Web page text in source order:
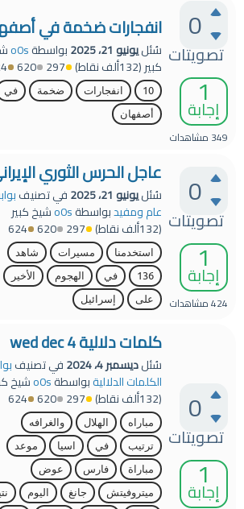
0
تصويتات
1
إجابة
349 مشاهدات
انفجارات ضخمة في
سُئليونيو 21، 2025 بواسطةo0s
كبير(132ألف نقاط) 297
620
10 انفجارات ضخمة
في
أصفهان
0
تصويتات
1
إجابة
424مشاهدات
عاجل الحرس الثوري
سُئليونيو 21، 2025 في تصنيف
عام ومفيدبواسطةo0sشيخ كبير
(132ألف نقاط) 297
620
624
استخدمنا مسيرات
شاهد
136
في الهجوم
الأخير
على
إسرائيل
0
تصويتات
1
إجابة
كلمات دلالية 4 wed dec
سُئلديسمبر 4، 2024 في تصنيف
الكلمات الدلاليةبواسطةo0sشيخ
(132ألف نقاط) 297
620
624
مباراه الهلال
والغرافه
ترتيب
في اسيا
موعد
مباراة
فارس
عوض
ميتروفيتش
جانغ اليوم